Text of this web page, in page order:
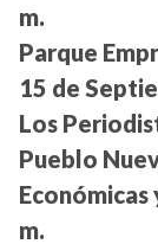
m.
Parque
15 de
Los
Pueblo
Económicas
m.